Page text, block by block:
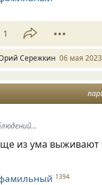
1
Сережкин 06 мая 2023
из ума выживают
1394